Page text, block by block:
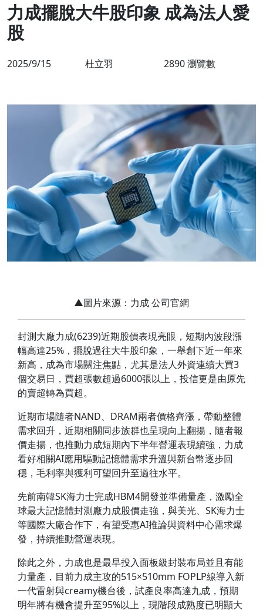
力成擺脫大牛股印象 成為法人愛
股
2025/9/15 杜立羽 2890 瀏覽數
▲圖片來源：力成 公司官網
封測大廠力成(6239)近期股價表現亮眼，短期內波段漲
幅高達25%，擺脫過往大牛股印象，一舉創下近一年來
新高，成為市場關注焦點，尤其是法人外資連續大買3
個交易日，買超張數超過6000張以上，投信更是由原先
的賣超轉為買超。
近期市場隨者NAND、DRAM兩者價格齊漲，帶動整體
需求回升，近期相關同步族群也呈現向上翻揚，隨者報
價走揚，也推動力成短期內下半年營運表現續強，力成
看好相關AI應用驅動記憶體需求升溫與新台幣逐步回
穩，毛利率與獲利可望回升至過往水平。
先前南韓SK海力士完成HBM4開發並準備量產，激勵全
球最大記憶體封測廠力成股價走強，與美光、SK海力士
等國際大廠合作下，有望受惠AI推論與資料中心需求爆
發，持續推動營運表現。
除此之外，力成也是最早投入面板級封裝布局並且有能
力量產，目前力成主攻的515×510mm FOPLP線導入新
一代雷射與creamy機台後，試產良率高達九成，預期
明年將有機會提升至95%以上，現階段成熟度已明顯大